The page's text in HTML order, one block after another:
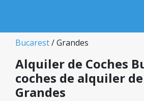
Bucarest/ Grandes
Alquiler de Coches
coches de alquiler
Grandes